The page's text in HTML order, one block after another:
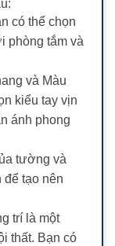
có thể chọn
phòng tắm và
và Màu
kiểu tay vịn
ánh phong
tường và
để tạo nên
trí là một
thất. Bạn có